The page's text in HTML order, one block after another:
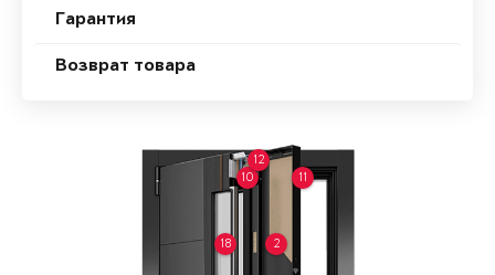
Гарантия
Возврат товара
2
10 11
12
18